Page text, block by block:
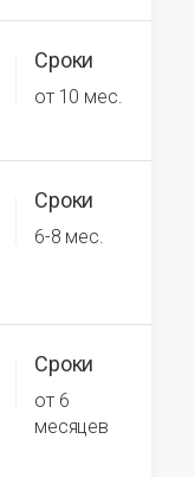
Сроки
от 10 мес.
Сроки
6-8 мес.
Сроки
от 6
месяцев